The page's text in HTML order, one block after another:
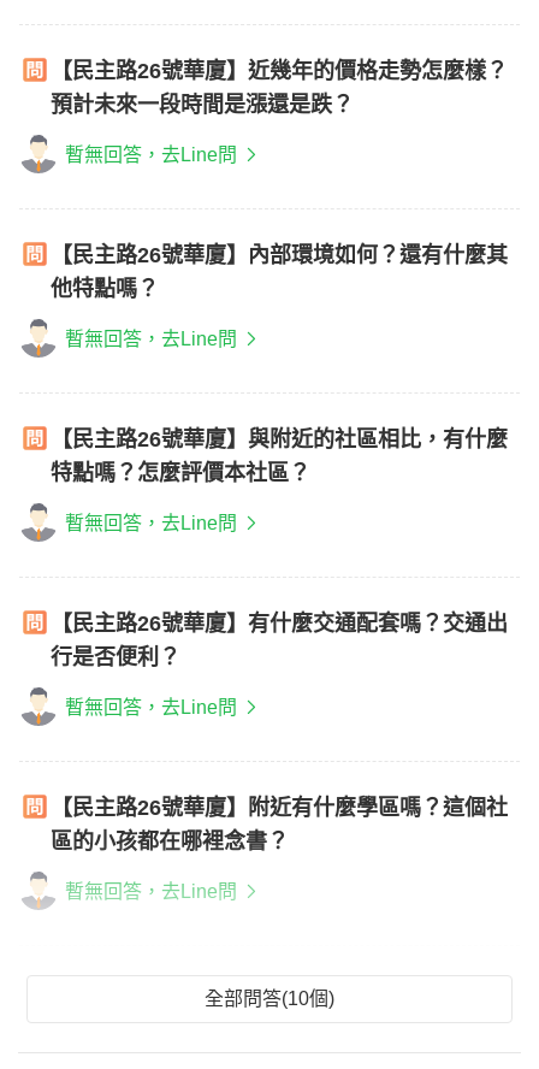
【民主路26號華廈】近幾年的價格走勢怎麼樣？
預計未來一段時間是漲還是跌？
暫無回答，去Line問
【民主路26號華廈】內部環境如何？還有什麼其
他特點嗎？
暫無回答，去Line問
【民主路26號華廈】與附近的社區相比，有什麼
特點嗎？怎麼評價本社區？
暫無回答，去Line問
【民主路26號華廈】有什麼交通配套嗎？交通出
行是否便利？
暫無回答，去Line問
【民主路26號華廈】附近有什麼學區嗎？這個社
區的小孩都在哪裡念書？
暫無回答，去Line問
全部問答(10個)